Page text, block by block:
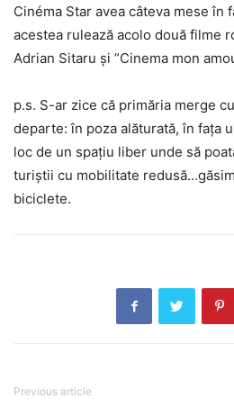
Cinéma Star avea câteva mese în
acestea rulează acolo două filme
Adrian Sitaru și ”Cinema mon
p.s. S-ar zice că primăria merge
departe: în poza alăturată, în fața
loc de un spațiu liber unde să
turiștii cu mobilitate
biciclete.
Previous article